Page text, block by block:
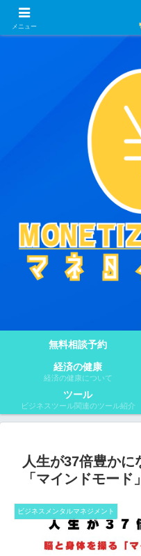
WonderAging®︎ -
無料相談予約
経済の健康
経済の健康について
ツール
ビジネスツール関連のツール紹介
人生が37倍豊かに
「マインドモード
ビジネスメンタルマネジメント
メニュー